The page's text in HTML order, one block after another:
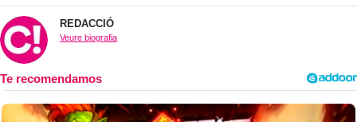
REDACCIÓ
Veure biografia